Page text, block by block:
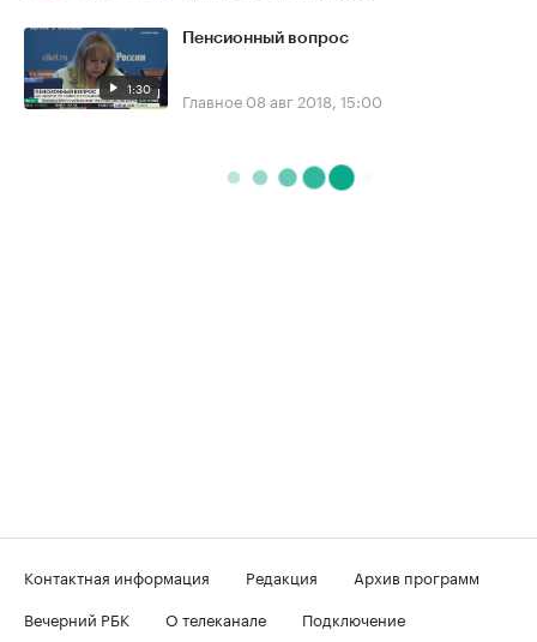
1:30
Пенсионный вопрос
Главное 08 авг 2018, 15:00
Контактная информация Редакция
Архив программ
Вечерний РБК
О телеканале
Подключение